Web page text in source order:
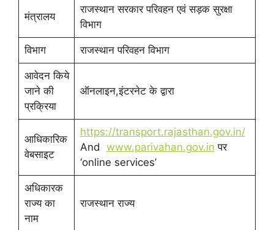
मंत्रालय
राजस्थान सरकार परिवहन एवं सड़क सुरक्षा
विभाग
विभाग राजस्थान परिवहन विभाग
आवेदन किये
जाने की
प्रक्रिया
ऑनलाइन,इंटरनेट के द्वारा
आधिकारिक
वेबसाइट
https://transport.rajasthan.gov.in/
And www.parivahan.gov.in पर
‘online services’
अधिकारक
राज्य का
नाम
राजस्थान राज्य